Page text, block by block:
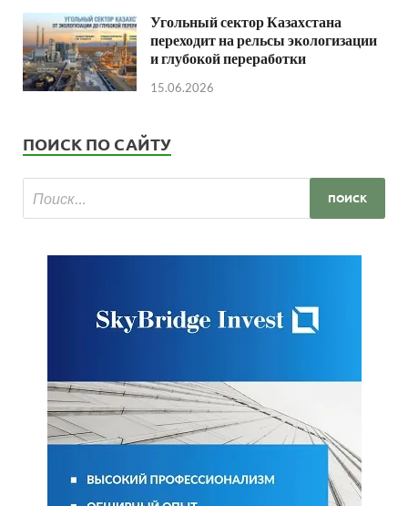
Угольный сектор Казахстана
переходит на рельсы экологизации
и глубокой переработки
15.06.2026
ПОИСК ПО САЙТУ